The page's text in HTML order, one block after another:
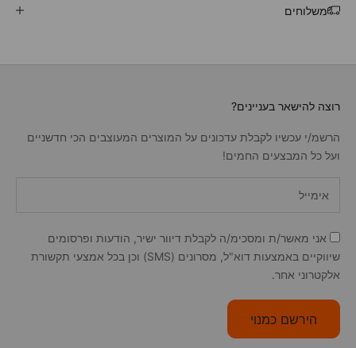
משלוחים
רוצה להישאר בעניינים?
הרשמ/י עכשיו לקבלת עדכונים על המוצרים המעוצבים הכי חדשניים
ועל כל המבצעים החמים!
אני מאשר/ת ומסכימ/ה לקבלת דיוור ישיר, הודעות ופרסומים
שיווקיים באמצעות דוא"ל, מסרונים (SMS) וכן בכל אמצעי תקשורת
אלקטרוני אחר.
הירשם כמנוי